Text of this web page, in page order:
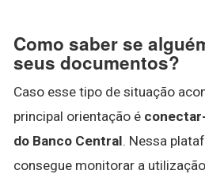
Como saber se
seus documentos?
Caso esse tipo de situação
principal orientação é
do Banco Central. Nessa
consegue monitorar a